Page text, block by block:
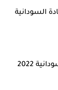
السودانية
تحميل امتحانات الشهادة السودانية 2022